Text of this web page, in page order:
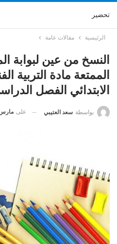
تحضير
الرئيسية مقالات عامة
النسخ من عين لبوابة
الممتعة مادة التربية
الابتدائي الفصل الدراسي
بواسطة سعد العتيبي على مارس 30,